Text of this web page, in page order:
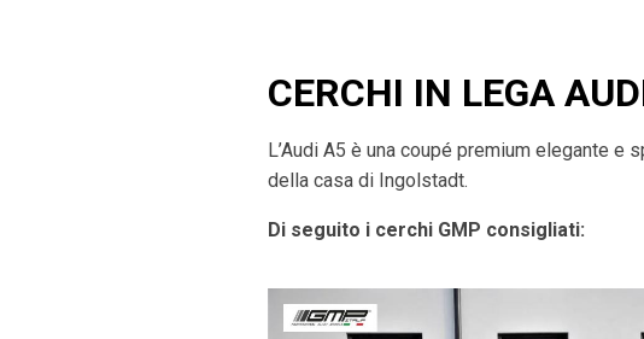
CERCHI IN LEGA
L’Audi A5 è una coupé premium elegante
della casa di Ingolstadt.
Di seguito i cerchi GMP consigliati: